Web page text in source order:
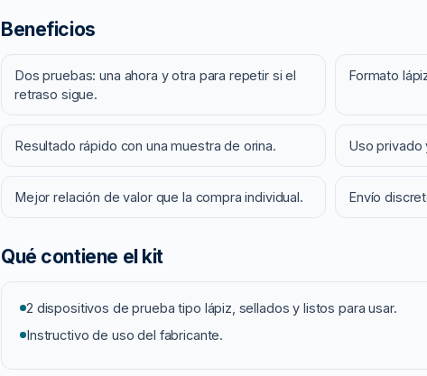
n
a
H
M
|
i
p
Beneficios
Dos pruebas: una ahora y otra para repetir si el
retraso sigue.
Formato
Resultado rápido con una muestra de orina. Uso privado
Mejor relación de valor que la compra individual. Envío
Qué contiene el kit
2 dispositivos de prueba tipo lápiz, sellados y listos para usar.
Instructivo de uso del fabricante.